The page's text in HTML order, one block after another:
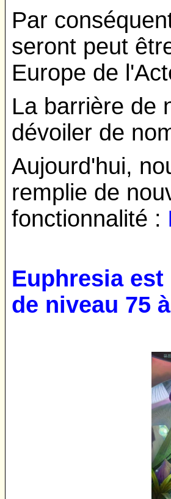
Par
seront peut
Europe de
La barrière de
dévoiler de
Aujourd'hui,
remplie de
fonctionnalité :
Euphresia
de niveau 75